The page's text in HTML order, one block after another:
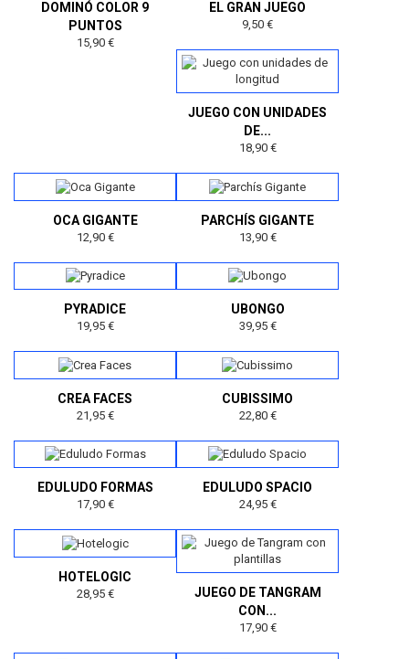
DOMINÓ COLOR 9
PUNTOS
15,90 €
EL GRAN JUEGO
9,50 €
JUEGO CON UNIDADES
DE...
18,90 €
OCA GIGANTE
12,90 €
PARCHÍS GIGANTE
13,90 €
PYRADICE
19,95 €
UBONGO
39,95 €
CREA FACES
21,95 €
CUBISSIMO
22,80 €
EDULUDO FORMAS
17,90 €
EDULUDO SPACIO
24,95 €
HOTELOGIC
28,95 €
JUEGO DE TANGRAM
CON...
17,90 €